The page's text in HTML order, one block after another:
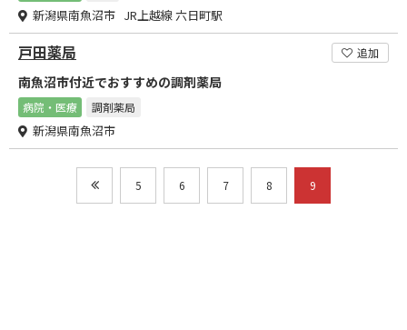
新潟県南魚沼市 JR上越線 六日町駅
戸田薬局 追加
南魚沼市付近でおすすめの調剤薬局
病院・医療 調剤薬局
新潟県南魚沼市
5 6 7 8 9